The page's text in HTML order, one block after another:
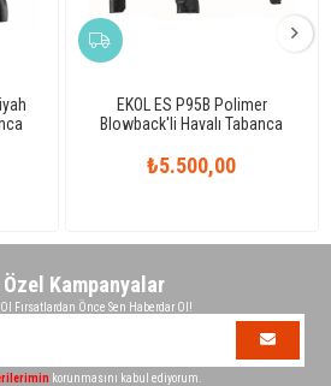
EKOL ES P95B Polimer
Blowback'li Havalı Tabanca
₺5.500,00
Kampanyalar
Fırsatlardan Önce Sen Haberdar Ol!
korunmasını kabul ediyorum.